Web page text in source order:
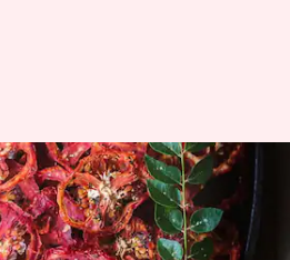
का कैसे किया
बनाएं ये